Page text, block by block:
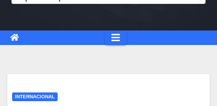
INTERNACIONAL